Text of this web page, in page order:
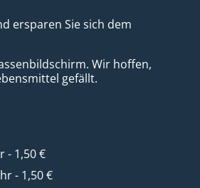
ersparen Sie sich dem
Wir hoffen,
gefällt.
- 1,50 €
- 1,50 €